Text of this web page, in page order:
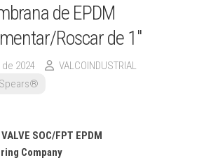
de EPDM
Roscar de 1″
2024
VALCOINDUSTRIAL
SOC/FPT EPDM
Company